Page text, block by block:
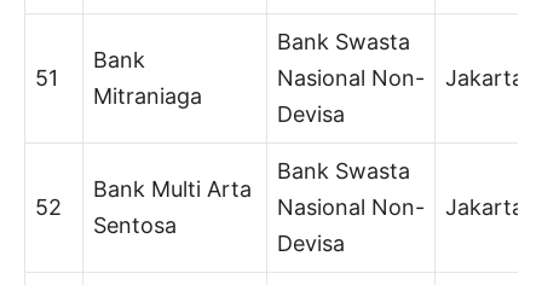
51
Bank
Mitraniaga
Bank Swasta
Nasional Non-
Devisa
Jakarta
52
Bank Multi Arta
Sentosa
Bank Swasta
Nasional Non-
Devisa
Jakarta